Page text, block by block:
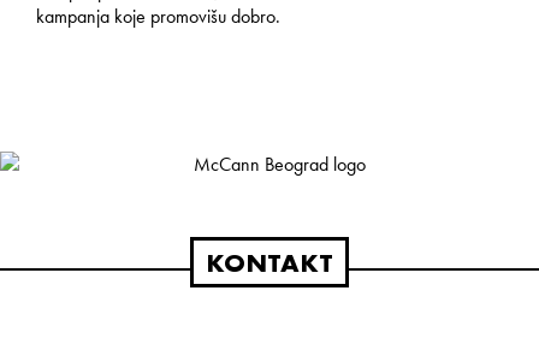
kampanja koje promovišu dobro.
KONTAKT